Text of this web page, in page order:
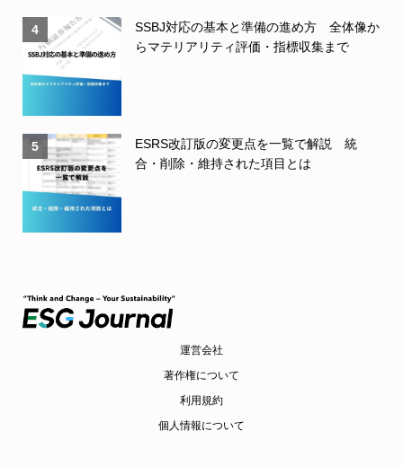
4
SSBJ対応の基本と準備の進め方 全体像か
らマテリアリティ評価・指標収集まで
5
ESRS改訂版の変更点を一覧で解説 統
合・削除・維持された項目とは
運営会社
著作権について
利用規約
個人情報について